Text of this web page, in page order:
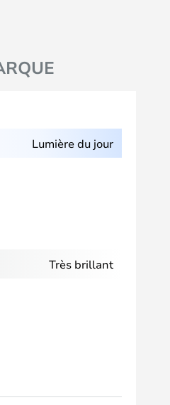
Lumière du jour
Très brillant